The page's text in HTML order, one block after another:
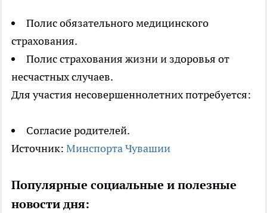
Полис обязательного медицинского
страхования.
Полис страхования жизни и здоровья от
несчастных случаев.
Для участия несовершеннолетних потребуется:
Согласие родителей.
Источник: Минспорта Чувашии
Популярные социальные и полезные
новости дня: